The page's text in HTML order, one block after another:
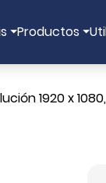
Productos
1920 x